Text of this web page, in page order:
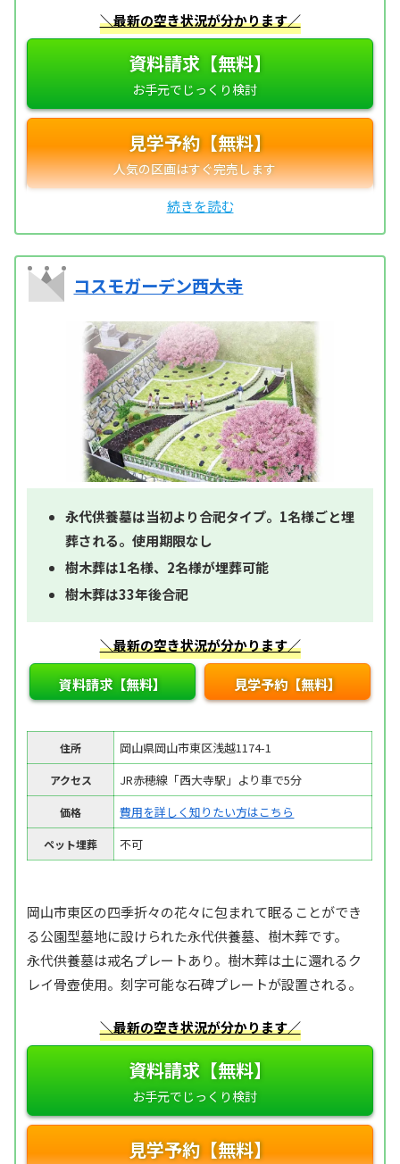
＼最新の空き状況が分かります／
資料請求【無料】
見学予約【無料】
コスモガーデン西大寺
永代供養墓は当初より合祀タイプ。1名様ごと埋
葬される。使用期限なし
樹木葬は1名様、2名様が埋葬可能
樹木葬は33年後合祀
＼最新の空き状況が分かります／
資料請求【無料】 見学予約【無料】
住所 岡山県岡山市東区浅越1174-1
アクセス JR赤穂線「西大寺駅」より車で5分
価格 費用を詳しく知りたい方はこちら
ペット埋葬 不可
岡山市東区の四季折々の花々に包まれて眠ることができ
る公園型墓地に設けられた永代供養墓、樹木葬です。
永代供養墓は戒名プレートあり。樹木葬は土に還れるク
レイ骨壺使用。刻字可能な石碑プレートが設置される。
＼最新の空き状況が分かります／
資料請求【無料】
見学予約【無料】